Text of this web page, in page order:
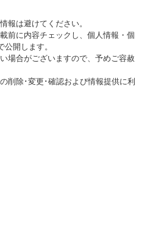
報は避けてください。
前に内容チェックし、個人情報・個
開します。
場合がございますので、予めご容赦
削除･変更･確認および情報提供に利